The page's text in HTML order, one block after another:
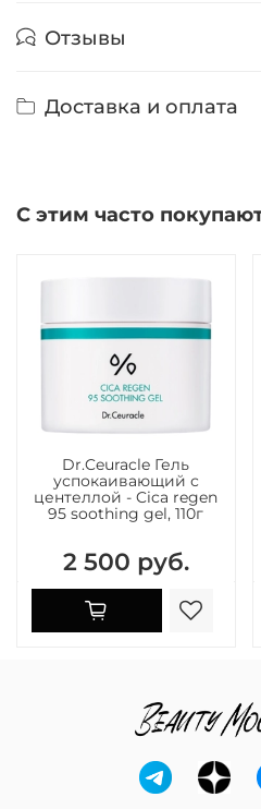
Отзывы
Доставка и оплата
С этим часто
Dr.Ceuracle Гель
успокаивающий с
центеллой - Cica regen
95 soothing gel, 110г
2 500 руб.